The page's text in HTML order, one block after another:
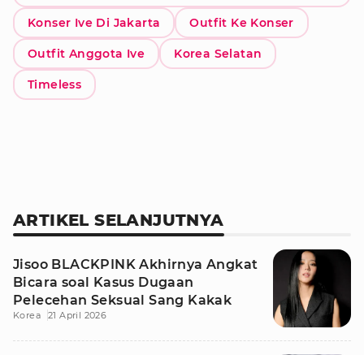
Konser Ive Di Jakarta Outfit Ke Konser
Outfit Anggota Ive Korea Selatan
Timeless
ARTIKEL SELANJUTNYA
Jisoo BLACKPINK Akhirnya Angkat
Bicara soal Kasus Dugaan
Pelecehan Seksual Sang Kakak
Korea 21 April 2026